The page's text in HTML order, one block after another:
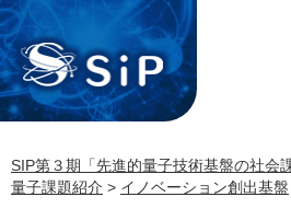
ペ
ー
ジ
の
先
で
す。
メ
ニ
ュ
ー
を
ば
し
SIP第３期「先進的量子技術基盤の社会
量子課題紹介 > イノベーション創出基盤